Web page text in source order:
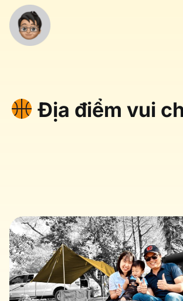
Địa điểm vui